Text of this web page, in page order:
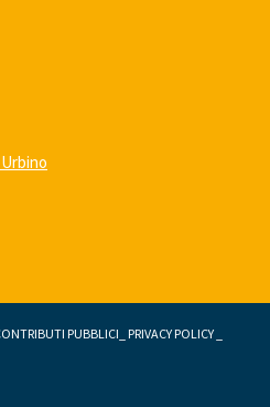
PUBBLICI PRIVACY POLICY